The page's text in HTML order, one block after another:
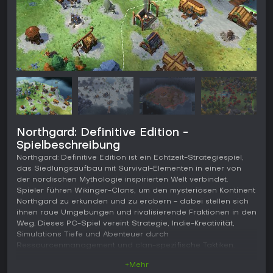
Northgard: Definitive Edition -
Spielbeschreibung
Northgard: Definitive Edition ist ein Echtzeit-Strategiespiel,
das Siedlungsaufbau mit Survival-Elementen in einer von
der nordischen Mythologie inspirierten Welt verbindet.
Spieler führen Wikinger-Clans, um den mysteriösen Kontinent
Northgard zu erkunden und zu erobern - dabei stellen sich
ihnen raue Umgebungen und rivalisierende Fraktionen in den
Weg. Dieses PC-Spiel vereint Strategie, Indie-Kreativität,
Simulations Tiefe und Abenteuer durch
Ressourcenmanagement und clan-spezifische Taktiken.
+Mehr